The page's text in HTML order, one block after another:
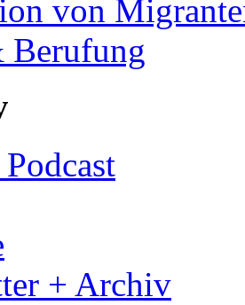
von
Berufung
+ Archiv